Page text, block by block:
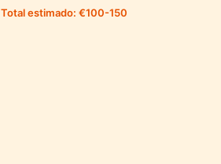
Total estimado: €100-150